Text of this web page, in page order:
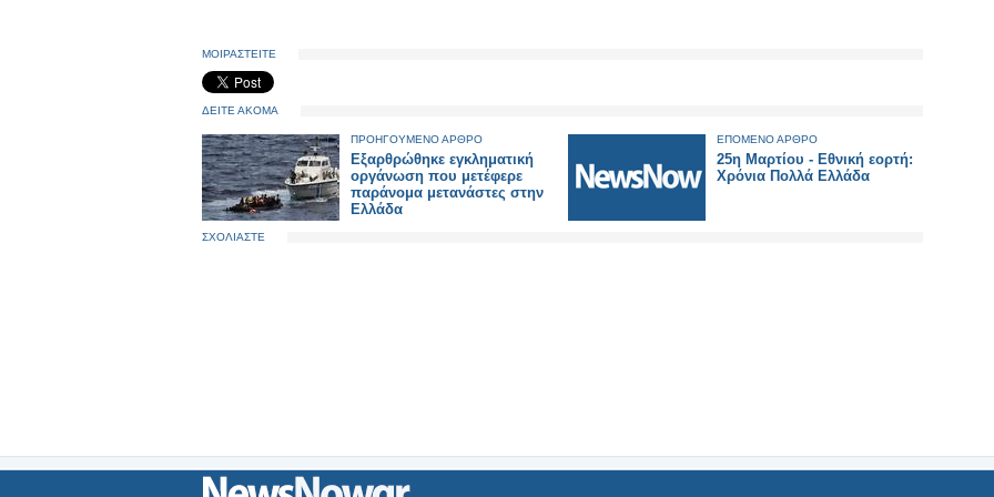
ΜΟΙΡΑΣΤΕΙΤΕ
ΔΕΙΤΕ ΑΚΟΜΑ
ΠΡΟΗΓΟΥΜΕΝΟ ΑΡΘΡΟ
Εξαρθρώθηκε εγκληματική
οργάνωση που μετέφερε
παράνομα μετανάστες στην
Ελλάδα
ΕΠΟΜΕΝΟ ΑΡΘΡΟ
25η Μαρτίου - Εθνική εορτή:
Χρόνια Πολλά Ελλάδα
ΣΧΟΛΙΑΣΤΕ